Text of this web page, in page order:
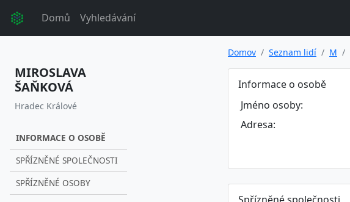
Domů Vyhledávání
MIROSLAVA
ŠAŇKOVÁ
Hradec Králové
INFORMACE O OSOBĚ
SPŘÍZNĚNÉ SPOLEČNOSTI
SPŘÍZNĚNÉ OSOBY
Domov Seznam lidí M
Informace o osobě
Jméno osoby:
Adresa: